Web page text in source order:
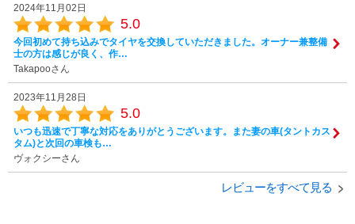
2024年11月02日
5.0
今回初めて持ち込みでタイヤを交換していただきました。オーナー兼整備
士の方は感じが良く、作…
Takapooさん
2023年11月28日
5.0
いつも迅速で丁寧な対応をありがとうございます。また妻の車(タントカス
タム)と次回の車検も…
ヴォクシーさん
レビューをすべて見る